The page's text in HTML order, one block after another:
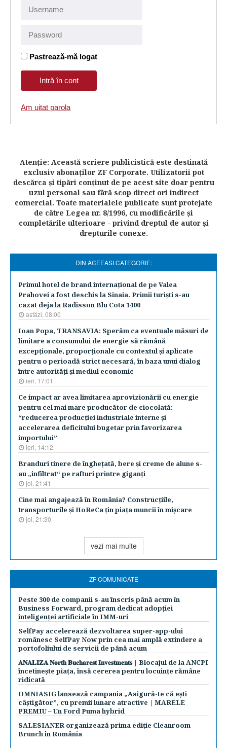
Pastrează-mă logat
Am uitat parola
Atenţie: Această scriere publicistică este destinată
exclusiv abonaţilor ZF Corporate. Utilizatorii pot
descărca şi tipări conţinut de pe acest site doar pentru
uzul personal sau fără scop direct ori indirect
comercial. Toate materialele publicate sunt protejate
de către Legea nr. 8/1996, cu modificările şi
completările ulterioare - privind dreptul de autor şi
drepturile conexe.
DIN ACEEASI CATEGORIE:
​Primul hotel de brand internaţional de pe Valea
Prahovei a fost deschis la Sinaia. Primii turişti s-au
cazat deja la Radisson Blu Cota 1400
astăzi, 08:00
Ioan Popa, TRANSAVIA: Sperăm ca eventuale măsuri de
limitare a consumului de energie să rămână
excepţionale, proporţionale cu contextul şi aplicate
pentru o perioadă strict necesară, în baza unui dialog
între autorităţi şi mediul economic
ieri, 17:01
Ce impact ar avea limitarea aprovizionării cu energie
pentru cel mai mare producător de ciocolată:
“reducerea producţiei industriale interne şi
accelerarea deficitului bugetar prin favorizarea
importului”
ieri, 14:12
Branduri tinere de îngheţată, bere şi creme de alune s-
au „infiltrat“ pe rafturi printre giganţi
joi, 21:41
Cine mai angajează în România? Construcţiile,
transporturile şi HoReCa ţin piaţa muncii în mişcare
joi, 21:30
vezi mai multe
ZF COMUNICATE
Peste 300 de companii s-au înscris până acum în
Business Forward, program dedicat adopției
inteligenței artificiale în IMM-uri
SelfPay accelerează dezvoltarea super-app-ului
românesc SelfPay Now prin cea mai amplă extindere a
portofoliului de servicii de până acum
𝐀𝐍𝐀𝐋𝐈𝐙𝐀 𝐍𝐨𝐫𝐭𝐡 𝐁𝐮𝐜𝐡𝐚𝐫𝐞𝐬𝐭 𝐈𝐧𝐯𝐞𝐬𝐭𝐦𝐞𝐧𝐭𝐬 | Blocajul de la ANCPI
încetinește piața, însă cererea pentru locuințe rămâne
ridicată
OMNIASIG lansează campania „Asigură-te că ești
câștigător”, cu premii lunare atractive | MARELE
PREMIU – Un Ford Puma hybrid
SALESIANER organizează prima ediție Cleanroom
Brunch în România